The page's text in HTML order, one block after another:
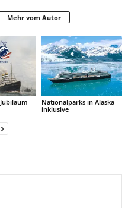
Mehr vom Autor
Nationalparks in Alaska
inklusive